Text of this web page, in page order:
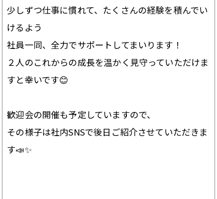
少しずつ仕事に慣れて、たくさんの経験を積んでい
けるよう
社員一同、全力でサポートしてまいります！
２人のこれからの成長を温かく見守っていただけま
すと幸いです😊
歓迎会の開催も予定していますので、
その様子は社内SNSで後日ご紹介させていただきま
す📣✨